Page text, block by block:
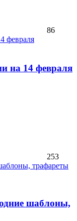
86
на 14 февраля
253
шаблоны,